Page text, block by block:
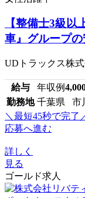
【整備士3級
車』グループ
UDトラックス株
給与 年収例
勤務地 千葉県 市
＼最短45秒で完了
応募へ進む
詳しく
見る
ゴールド求人